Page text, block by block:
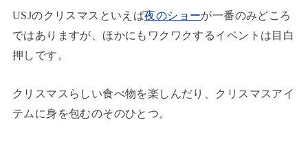
USJのクリスマスといえば夜のショーが一番のみどころ
ではありますが、ほかにもワクワクするイベントは目白
押しです。
クリスマスらしい食べ物を楽しんだり、クリスマスアイ
テムに身を包むのそのひとつ。